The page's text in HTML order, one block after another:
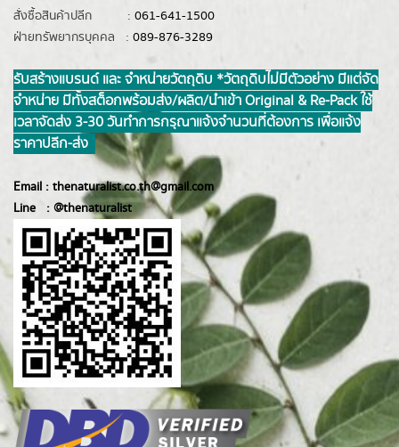
สั่งซื้อสินค้าปลีก : 061-641-1500
ฝ่ายทรัพยากรบุคคล : 089-876-3289
รับสร้างแบรนด์ และ จำหน่ายวัตถุดิบ *วัตถุดิบไม่มีตัวอย่าง มีแต่จัด
จำหน่าย มีทั้งสต็อกพร้อมส่ง/ผลิต/นำเข้า Original & Re-Pack ใช้
เวลาจัดส่ง 3-30 วันทำการ กรุณาแจ้งจำนวนที่ต้องการ เพื่อแจ้ง
ราคาปลีก-ส่ง
Email : thenaturalist.co.th@gmail.com
Line : @thenaturalist